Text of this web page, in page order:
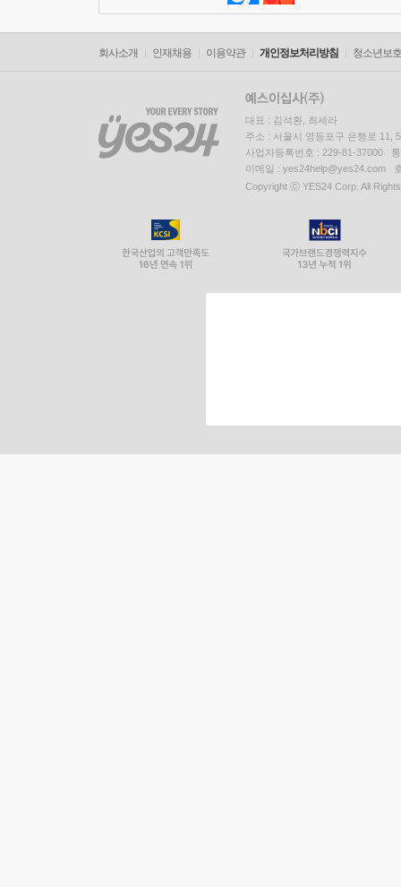
회사소개 인재채용 이용약관 개인정보처리방침 청소년보
대표 : 김석환, 최세라
주소 : 서울시 영등포구 은행로 11,
사업자등록번호 : 229-81-37000
이메일 : yes24help@yes24.com
Copyright ⓒ YES24 Corp. All